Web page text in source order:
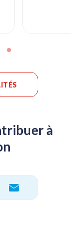
à
Partager par e-mail